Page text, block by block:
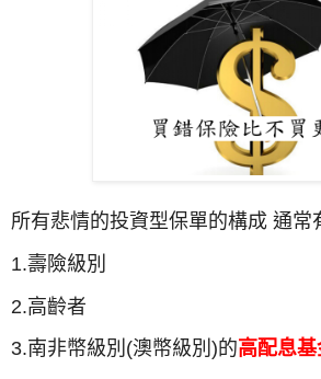
所有悲情的投資型保單的構成 通常
1.壽險級別
2.高齡者
3.南非幣級別(澳幣級別)的高配息基